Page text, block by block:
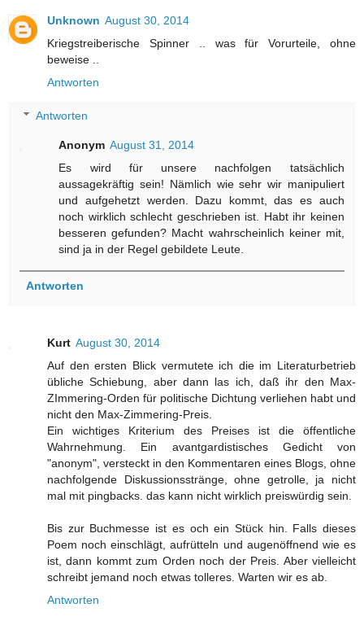
Unknown August 30, 2014
Kriegstreiberische Spinner .. was für Vorurteile, ohne
beweise ..
Antworten
Antworten
Anonym August 31, 2014
Es wird für unsere nachfolgen tatsächlich
aussagekräftig sein! Nämlich wie sehr wir manipuliert
und aufgehetzt werden. Dazu kommt, das es auch
noch wirklich schlecht geschrieben ist. Habt ihr keinen
besseren gefunden? Macht wahrscheinlich keiner mit,
sind ja in der Regel gebildete Leute.
Antworten
Kurt August 30, 2014
Auf den ersten Blick vermutete ich die im Literaturbetrieb
übliche Schiebung, aber dann las ich, daß ihr den Max-
ZImmering-Orden für politische Dichtung verliehen habt und
nicht den Max-Zimmering-Preis.
Ein wichtiges Kriterium des Preises ist die öffentliche
Wahrnehmung. Ein avantgardistisches Gedicht von
"anonym", versteckt in den Kommentaren eines Blogs, ohne
nachfolgende Diskussionsstränge, ohne getrolle, ja nicht
mal mit pingbacks. das kann nicht wirklich preiswürdig sein.
Bis zur Buchmesse ist es och ein Stück hin. Falls dieses
Poem noch einschlägt, aufrütteln und augenöffnend wie es
ist, dann kommt zum Orden noch der Preis. Aber vielleicht
schreibt jemand noch etwas tolleres. Warten wir es ab.
Antworten